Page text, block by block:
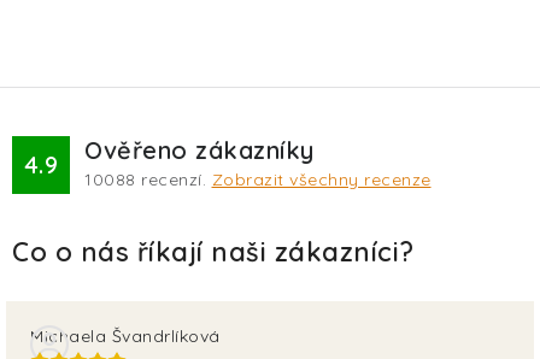
4.9 Ověřeno zákazníky
10088 recenzí. Zobrazit všechny recenze
Michaela Švandrlíková